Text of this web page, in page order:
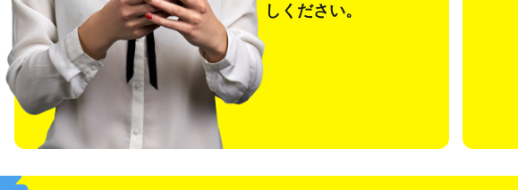
しください。